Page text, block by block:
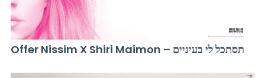
Offer Nissim X Shiri Maimon – תסתכל לי בעיניים